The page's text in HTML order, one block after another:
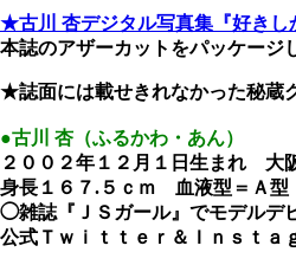
★古川 杏デジタル写真集『好きし
本誌のアザーカットをパッケージ
★誌面には載せきれなかった秘蔵
●古川 杏（ふるかわ・あん）
２００２年１２月１日生まれ 大
身長１６７.５ｃｍ 血液型＝Ａ
◯雑誌『ＪＳガール』でモデルデ
公式Ｔｗｉｔｔｅｒ＆Ｉｎｓｔａ